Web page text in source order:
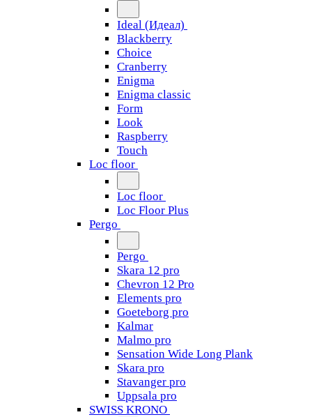
Ideal (Идеал)
Blackberry
Choice
Cranberry
Enigma
Enigma classic
Form
Look
Raspberry
Touch
Loc floor
Loc floor
Loc Floor Plus
Pergo
Pergo
Skara 12 pro
Chevron 12 Pro
Elements pro
Goeteborg pro
Kalmar
Malmo pro
Sensation Wide Long Plank
Skara pro
Stavanger pro
Uppsala pro
SWISS KRONO